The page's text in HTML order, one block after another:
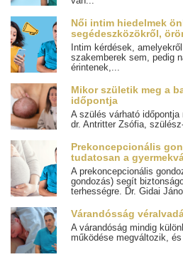
Női intim hiedelmek
segédeszközökről,
Intim kérdések,
szakemberek sem, pedig
érintenek,...
Mikor születik meg a
időpontja
A szülés várható
dr. Antritter Zsófia,
Prekoncepcionális
tudatosan a
A prekoncepcionális
gondozás) segít
terhességre. Dr. Gidai
Várandósság
A várandóság mindig
működése megváltozik,